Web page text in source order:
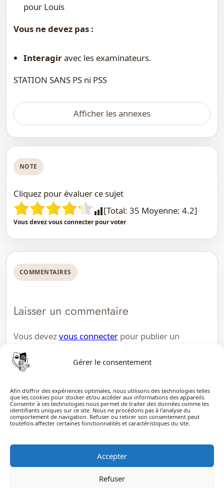
Gérer le consentement
Afin d'offrir des expériences optimales, nous utilisons des technologies telles
que les cookies pour stocker et/ou accéder aux informations des appareils.
Consentir à ces technologies nous permet de traiter des données comme les
identifiants uniques sur ce site. Nous ne procédons pas à l'analyse du
comportement de navigation. Refuser ou retirer son consentement peut
toutefois affecter certaines fonctionnalités et caractéristiques du site.
Accepter
Refuser
pour Louis
Vous ne devez pas :
Interagiravec les examinateurs.
STATION SANS PS ni PSS
Afficher les annexes
NOTE
Cliquez pour évaluer ce sujet
[Total: 35 Moyenne: 4.2]
Vous devez vous connecter pour voter
COMMENTAIRES
Laisser un commentaire
Vous devezvous connecter pour publier un
commentaire.
ECOSplay
ECOSplay est une plateforme pédagogique dédiée à la
formation aux ECOS de médecine